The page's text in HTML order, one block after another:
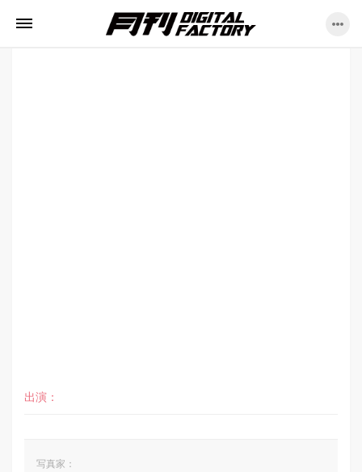
出演：
写真家：